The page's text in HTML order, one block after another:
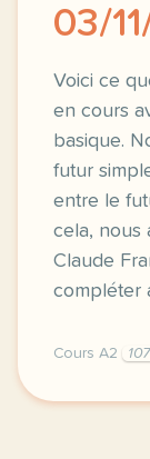
03/
Voici ce
en cours
basique.
futur
entre le
cela, nous
Claude
compléter
Cours A2 107
voici ce